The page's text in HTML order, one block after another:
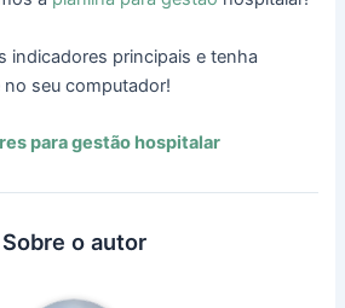
indicadores principais e tenha
seu computador!
para gestão hospitalar
Sobre o autor